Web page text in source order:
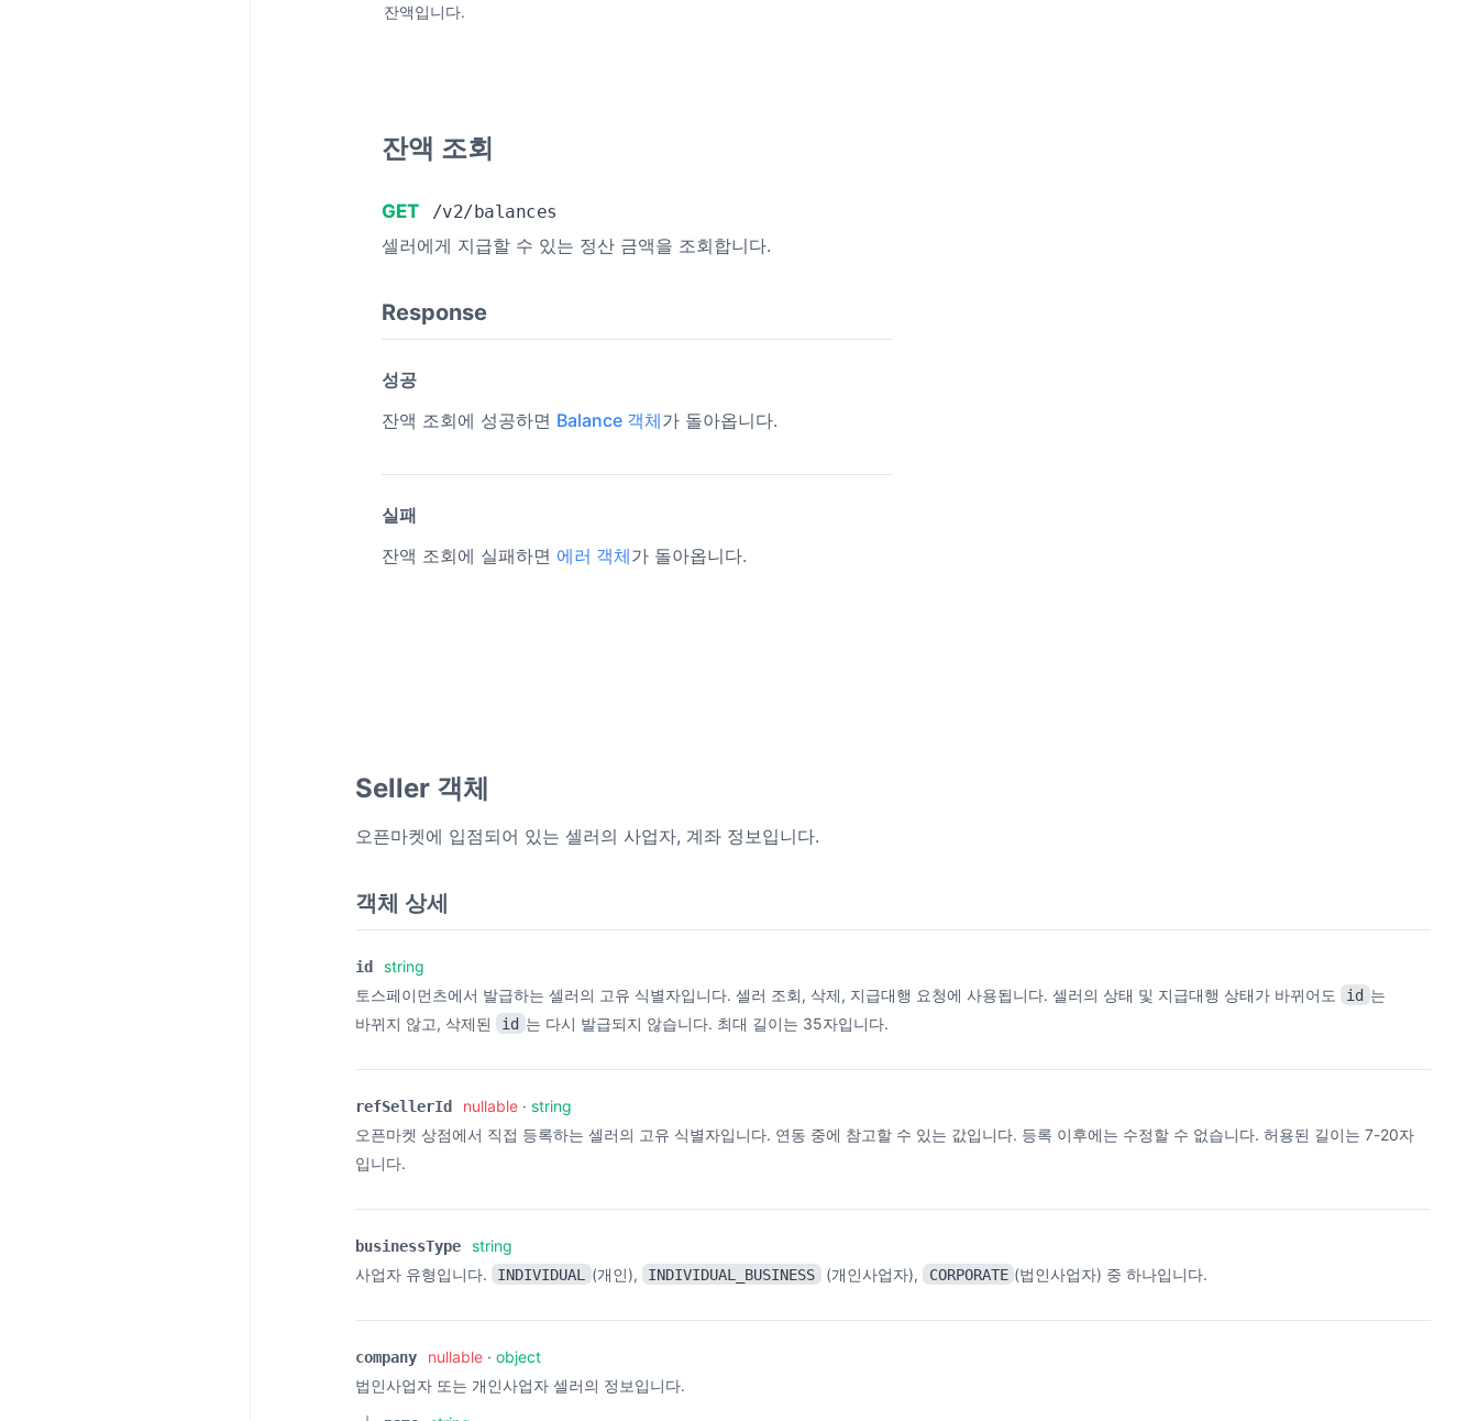
잔액입니다.
잔액 조회
GET /v2/balances
셀러에게 지급할 수 있는 정산 금액을 조회합니다.
Response
성공
잔액 조회에 성공하면 Balance 객체가 돌아옵니다.
실패
잔액 조회에 실패하면 에러 객체가 돌아옵니다.
Seller 객체
오픈마켓에 입점되어 있는 셀러의 사업자, 계좌 정보입니다.
객체 상세
id
string
토스페이먼츠에서 발급하는 셀러의 고유 식별자입니다. 셀러 조회, 삭제, 지급대행 요청에 사용됩니다. 셀러의 상태 및 지급대행 상태가 바뀌어도
id 는
바뀌지 않고, 삭제된
id 는 다시 발급되지 않습니다. 최대 길이는 35자입니다.
refSellerId nullable· string
오픈마켓 상점에서 직접 등록하는 셀러의 고유 식별자입니다. 연동 중에 참고할 수 있는 값입니다. 등록 이후에는 수정할 수 없습니다. 허용된 길이는 7-20자
입니다.
businessType
string
사업자 유형입니다.
INDIVIDUAL (개인), INDIVIDUAL_BUSINESS (개인사업자), CORPORATE (법인사업자) 중 하나입니다.
company nullable· object
법인사업자 또는 개인사업자 셀러의 정보입니다.